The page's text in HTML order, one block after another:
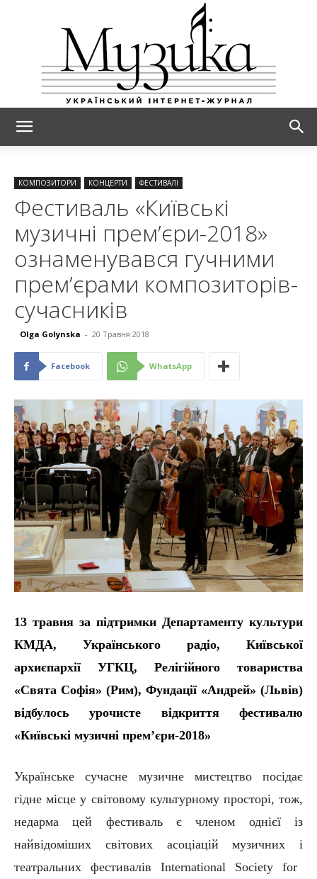
КОМПОЗИТОРИ КОНЦЕРТИ ФЕСТИВАЛІ
Фестиваль «Київські
музичні прем’єри-2018»
ознаменувався гучними
прем’єрами композиторів-
сучасників
Olga Golynska - 20 Травня 2018
Facebook WhatsApp
13 травня за підтримки Департаменту культури
КМДА, Українського радіо, Київської
архиєпархії УГКЦ, Релігійного товариства
«Свята Софія» (Рим), Фундації «Андрей» (Львів)
відбулось урочисте відкриття фестивалю
«Київські музичні прем’єри-2018»
Українське сучасне музичнемистецтво посідає
гідне місце у світовому культурному просторі, тож,
недарма цей фестиваль є членом однієї із
найвідоміших світових асоціацій музичних і
театральних фестивалів International Society for